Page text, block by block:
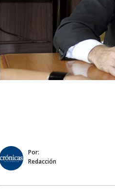
Por:
Redacción